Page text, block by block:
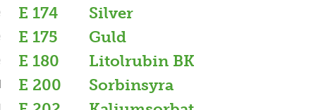
E 174 Silver
E 175 Guld
E 180 Litolrubin BK
E 200 Sorbinsyra